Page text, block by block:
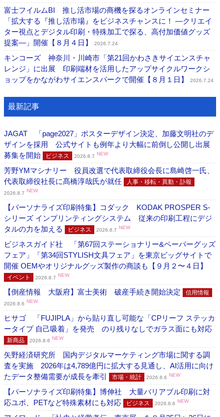
富士フイルムBI 推し活市場の商機を探るオンラインセミナー
「拡大する『推し活市場』をビジネスチャンスに！ ―クリエイ
ター視点とデジタル印刷・特殊加工で探る、高付加価値グッズ
提案―」開催【８月４日】
2026.7.24
キンコーズ 神奈川・川崎市「第21回かわさきサイエンスチャ
レンジ」に出展 印刷端材を活用したアップサイクルワークシ
ョップをかながわサイエンスパークで開催【８月１日】
2026.7.24
最新記事
JAGAT 「page2027」ポスターデザイン決定、加藤文明社のデ
ザインを採用 公式サイトも例年より大幅に前倒し公開し出展
募集を開始
ビジネス 2026.8.7 NEW
芳野YMマシナリー 役員改選で代表取締役会長に島崎啓一氏、
代表取締役社長に髙橋淳哉氏が就任
人事・移転・異動・訃報
2026.8.7 NEW
【パーソナライズ印刷特集】コダック KODAK PROSPER S-
シリーズ インプリンティングシステム 従来の印刷工程にデジ
タルの力を加える
ビジネス 2026.8.7 NEW
ビジネスガイド社 「第67回ステーショナリー&ペーパーグッズ
フェア」「第34回STYLISH文具フェア」を東京ビッグサイトで
開催 OEMやオリジナルグッズ製作の商談も【９月２〜４日】
イベント 2026.8.7 NEW
【倒産情報 大阪府】富士美術 破産手続き開始決定 信用情報
2026.8.6 NEW
ヒサゴ 「FUJIPLA」から貼り直し可能な「CPリーフ ステッカ
ータイプ 自己吸着」を発売 のり残りなしでガラス面にも対応
新商品 2026.8.6 NEW
矢野経済研究所 国内デジタルマーケティング市場に関する調
査を実施 2026年は4,789億円に拡大する見通し、AI活用に向け
たデータ整備需要が成長を牽引
市場・統計 2026.8.6 NEW
【パーソナライズ印刷特集】博伸社 大量バリアブル印刷に対
応ユポ、PETなど特殊素材にも対応
ビジネス 2026.8.6 NEW